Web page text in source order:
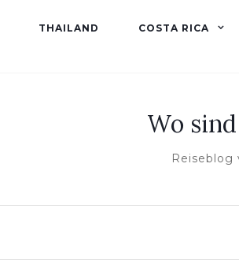
THAILAND COSTA RICA
Wo
Reiseblog